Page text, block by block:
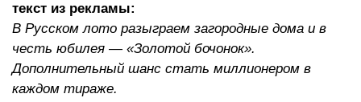
текст из рекламы:
В Русском лото разыграем загородные дома и в
честь юбилея — «Золотой бочонок».
Дополнительный шанс стать миллионером в
каждом тираже.